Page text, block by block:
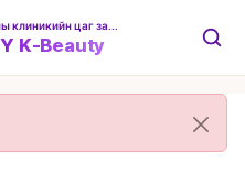
K-Beauty